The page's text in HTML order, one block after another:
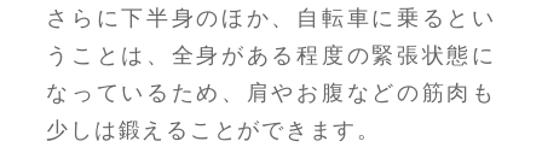
さらに下半身のほか、自転車に乗るとい
うことは、全身がある程度の緊張状態に
なっているため、肩やお腹などの筋肉も
少しは鍛えることができます。